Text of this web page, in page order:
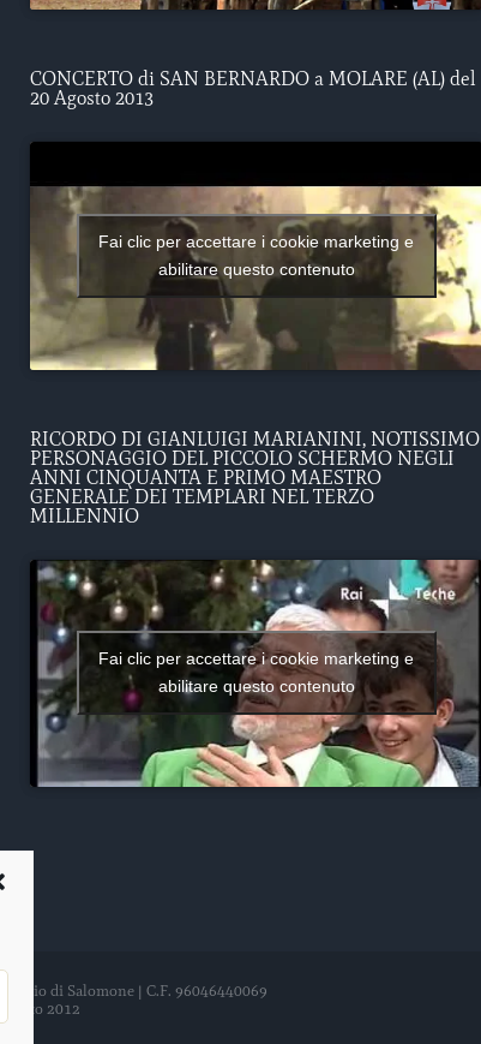
CONCERTO di SAN BERNARDO a MOLARE (AL) del
20 Agosto 2013
Fai clic per accettare i cookie marketing e
abilitare questo contenuto
RICORDO DI GIANLUIGI MARIANINI, NOTISSIMO
PERSONAGGIO DEL PICCOLO SCHERMO NEGLI
ANNI CINQUANTA E PRIMO MAESTRO
GENERALE DEI TEMPLARI NEL TERZO
MILLENNIO
Fai clic per accettare i cookie marketing e
abilitare questo contenuto
di Salomone | C.F. 96046440069
2012